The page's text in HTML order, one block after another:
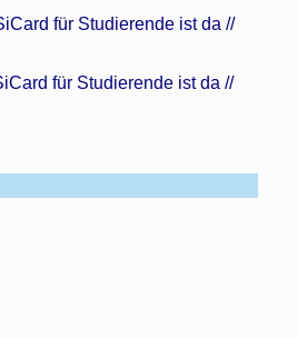
für Studierende ist da //
für Studierende ist da //